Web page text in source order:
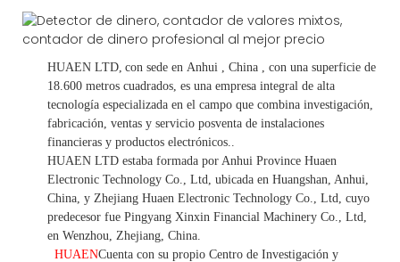
HUAEN LTD, con sede en Anhui , China
, con una superficie de
18.600 metros cuadrados, es una empresa integral de alta
tecnología especializada en el campo que combina investigación,
fabricación, ventas y servicio posventa de instalaciones
financieras y productos electrónicos.
HUAEN LTD estaba formada por Anhui Province Huaen
Electronic Technology Co., Ltd, ubicada en Huangshan, Anhui,
China, y Zhejiang Huaen Electronic Technology Co., Ltd, cuyo
predecesor fue Pingyang Xinxin Financial Machinery Co., Ltd,
en Wenzhou, Zhejiang, China.
HUAENCuenta con su propio Centro de Investigación y